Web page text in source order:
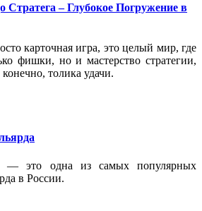
– Глубокое Погружение в
карточная игра, это целый мир, где
фишки, но и мастерство стратегии,
толика удачи.
— это одна из самых популярных
в России.